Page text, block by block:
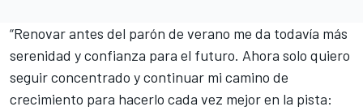
“Renovar antes del parón de verano me da todavía más
serenidad y confianza para el futuro. Ahora solo quiero
seguir concentrado y continuar mi camino de
crecimiento para hacerlo cada vez mejor en la pista: